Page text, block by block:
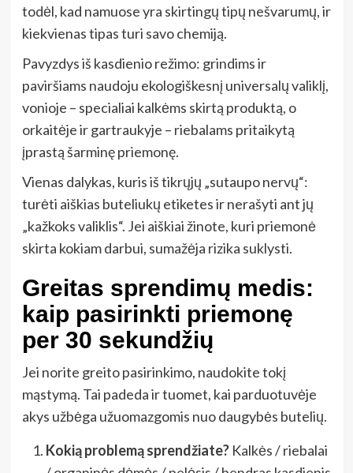
todėl, kad namuose yra skirtingų tipų nešvarumų, ir
kiekvienas tipas turi savo chemiją.
Pavyzdys iš kasdienio režimo: grindims ir
paviršiams naudoju ekologiškesnį universalų valiklį,
vonioje – specialiai kalkėms skirtą produktą, o
orkaitėje ir gartraukyje – riebalams pritaikytą
įprastą šarminę priemonę.
Vienas dalykas, kuris iš tikrųjų „sutaupo nervų“:
turėti aiškias buteliukų etiketes ir nerašyti ant jų
„kažkoks valiklis“. Jei aiškiai žinote, kuri priemonė
skirta kokiam darbui, sumažėja rizika suklysti.
Greitas sprendimų medis:
kaip pasirinkti priemonę
per 30 sekundžių
Jei norite greito pasirinkimo, naudokite tokį
mąstymą. Tai padeda ir tuomet, kai parduotuvėje
akys užbėga užuomazgomis nuo daugybės butelių.
Kokią problemą sprendžiate?Kalkės / riebalai